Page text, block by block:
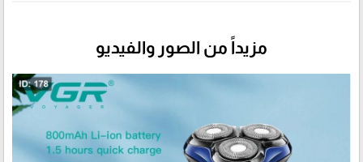
مزيداً من الصور والفيديو